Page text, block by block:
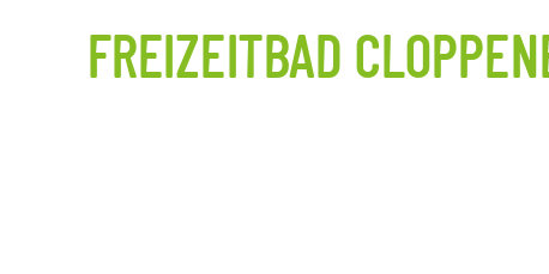
FREIZEITBAD